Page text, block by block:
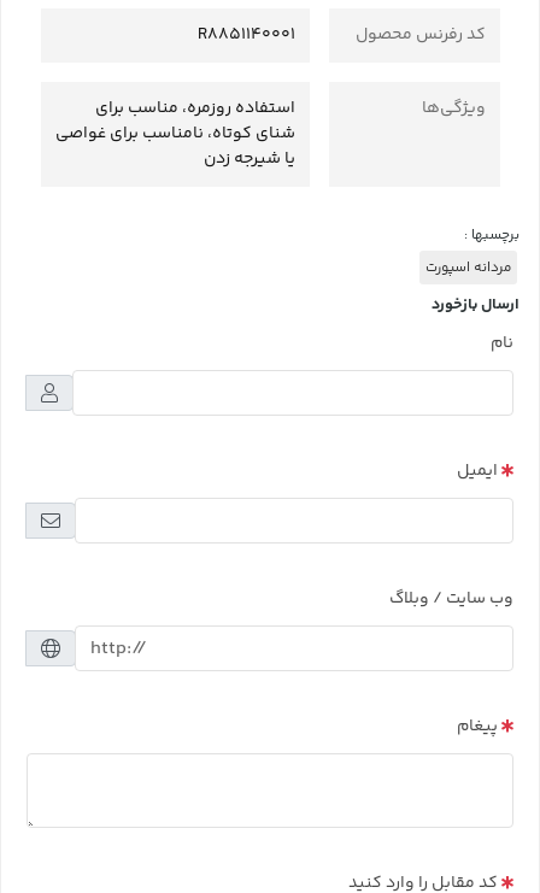
کد رفرنس محصول R8851140001
ویژگی‌ها
استفاده روزمره، مناسب برای
شنای کوتاه، نامناسب برای غواصی
یا شیرجه زدن
برچسبها :
مردانه اسپورت
ارسال بازخورد
نام
ایمیل
وب سایت / وبلاگ
پیغام
کد مقابل را وارد کنید